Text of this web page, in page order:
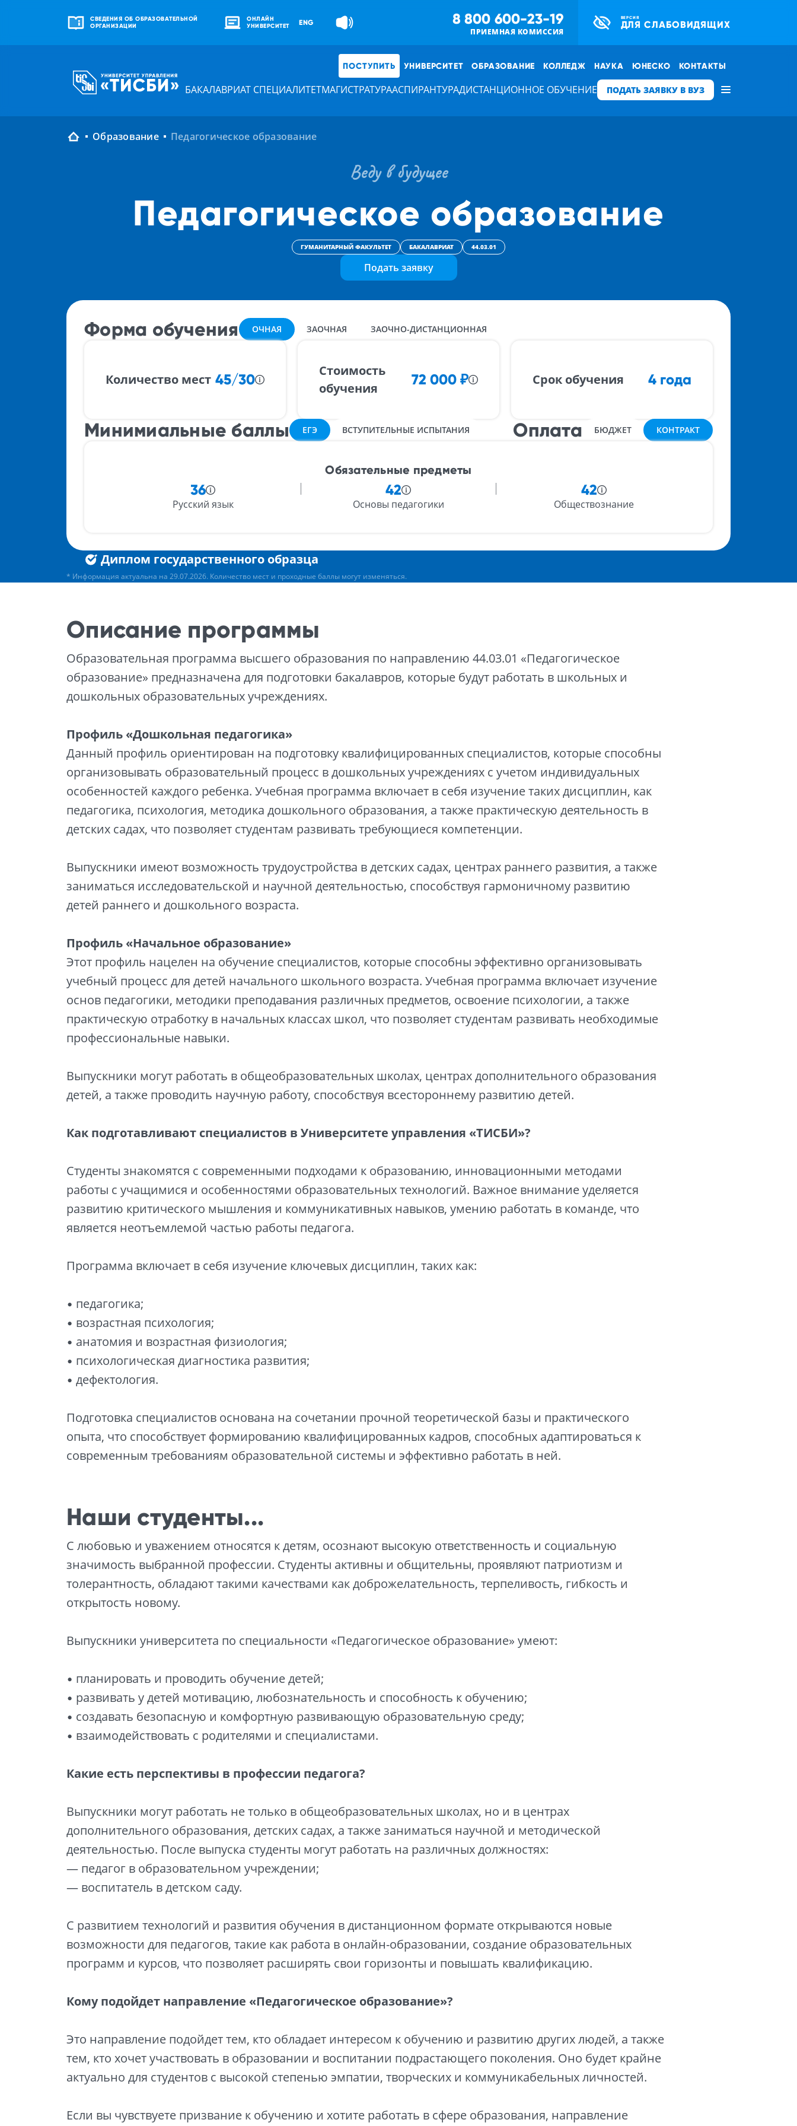
СВЕДЕНИЯ ОБ ОБРАЗОВАТЕЛЬНОЙ
ОРГАНИЗАЦИИ
ОНЛАЙН
УНИВЕРСИТЕТ
ENG 8 800 600-23-19
ПРИЕМНАЯ КОМИССИЯ
ВЕРСИЯ
ДЛЯ СЛАБОВИДЯЩИХ
ПОСТУПИТЬ УНИВЕРСИТЕТ ОБРАЗОВАНИЕ КОЛЛЕДЖ НАУКА ЮНЕСКО КОНТАКТЫ
БАКАЛАВРИАТ СПЕЦИАЛИТЕТМАГИСТРАТУРААСПИРАНТУРАДИСТАНЦИОННОЕ ОБУЧЕНИЕ ПОДАТЬ ЗАЯВКУ В ВУЗ
Образование Педагогическое образование
Веду в будущее
Педагогическое образование
ГУМАНИТАРНЫЙ ФАКУЛЬТЕТ БАКАЛАВРИАТ 44.03.01
Подать заявку
Форма обучения ОЧНАЯ ЗАОЧНАЯ ЗАОЧНО-ДИСТАНЦИОННАЯ
Количество мест 45/30
Стоимость
обучения
72 000₽ Срок обучения 4 года
Минимиальные баллы ЕГЭ ВСТУПИТЕЛЬНЫЕ ИСПЫТАНИЯ Оплата БЮДЖЕТ КОНТРАКТ
Обязательные предметы
36
Русский язык
42
Основы педагогики
42
Обществознание
Диплом государственного образца
* Информация актуальна на 29.07.2026. Количество мест и проходные баллы могут изменяться.
Описание программы
Образовательная программа высшего образования по направлению 44.03.01 «Педагогическое
образование» предназначена для подготовки бакалавров, которые будут работать в школьных и
дошкольных образовательных учреждениях.
Профиль «Дошкольная педагогика»
Данный профиль ориентирован на подготовку квалифицированных специалистов, которые способны
организовывать образовательный процесс в дошкольных учреждениях с учетом индивидуальных
особенностей каждого ребенка. Учебная программа включает в себя изучение таких дисциплин, как
педагогика, психология, методика дошкольного образования, а также практическую деятельность в
детских садах, что позволяет студентам развивать требующиеся компетенции.
Выпускники имеют возможность трудоустройства в детских садах, центрах раннего развития, а также
заниматься исследовательской и научной деятельностью, способствуя гармоничному развитию
детей раннего и дошкольного возраста.
Профиль «Начальное образование»
Этот профиль нацелен на обучение специалистов, которые способны эффективно организовывать
учебный процесс для детей начального школьного возраста. Учебная программа включает изучение
основ педагогики, методики преподавания различных предметов, освоение психологии, а также
практическую отработку в начальных классах школ, что позволяет студентам развивать необходимые
профессиональные навыки.
Выпускники могут работать в общеобразовательных школах, центрах дополнительного образования
детей, а также проводить научную работу, способствуя всестороннему развитию детей.
Как подготавливают специалистов в Университете управления «ТИСБИ»?
Студенты знакомятся с современными подходами к образованию, инновационными методами
работы с учащимися и особенностями образовательных технологий. Важное внимание уделяется
развитию критического мышления и коммуникативных навыков, умению работать в команде, что
является неотъемлемой частью работы педагога.
Программа включает в себя изучение ключевых дисциплин, таких как:
• педагогика;
• возрастная психология;
• анатомия и возрастная физиология;
• психологическая диагностика развития;
• дефектология.
Подготовка специалистов основана на сочетании прочной теоретической базы и практического
опыта, что способствует формированию квалифицированных кадров, способных адаптироваться к
современным требованиям образовательной системы и эффективно работать в ней.
Наши студенты...
С любовью и уважением относятся к детям, осознают высокую ответственность и социальную
значимость выбранной профессии. Студенты активны и общительны, проявляют патриотизм и
толерантность, обладают такими качествами как доброжелательность, терпеливость, гибкость и
открытость новому.
Выпускники университета по специальности «Педагогическое образование» умеют:
• планировать и проводить обучение детей;
• развивать у детей мотивацию, любознательность и способность к обучению;
• создавать безопасную и комфортную развивающую образовательную среду;
• взаимодействовать с родителями и специалистами.
Какие есть перспективы в профессии педагога?
Выпускники могут работать не только в общеобразовательных школах, но и в центрах
дополнительного образования, детских садах, а также заниматься научной и методической
деятельностью. После выпуска студенты могут работать на различных должностях:
— педагог в образовательном учреждении;
— воспитатель в детском саду.
С развитием технологий и развития обучения в дистанционном формате открываются новые
возможности для педагогов, такие как работа в онлайн-образовании, создание образовательных
программ и курсов, что позволяет расширять свои горизонты и повышать квалификацию.
Кому подойдет направление «Педагогическое образование»?
Это направление подойдет тем, кто обладает интересом к обучению и развитию других людей, а также
тем, кто хочет участвовать в образовании и воспитании подрастающего поколения. Оно будет крайне
актуально для студентов с высокой степенью эмпатии, творческих и коммуникабельных личностей.
Если вы чувствуете призвание к обучению и хотите работать в сфере образования, направление